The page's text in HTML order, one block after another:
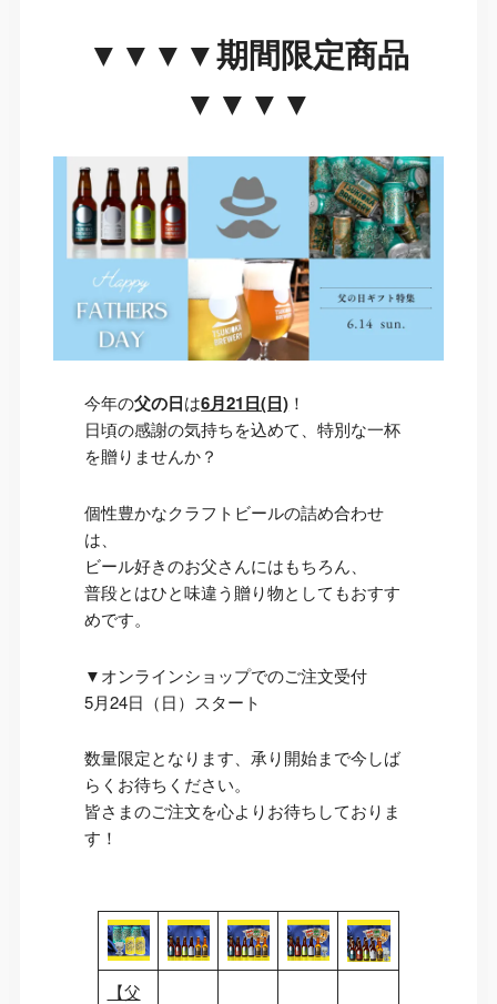
▼▼▼▼期間限定商品
▼▼▼▼
今年の父の日は6月21日(日) ！
日頃の感謝の気持ちを込めて、特別な一杯
を贈りませんか？
個性豊かなクラフトビールの詰め合わせ
は、
ビール好きのお父さんにはもちろん、
普段とはひと味違う贈り物としてもおすす
めです。
▼オンラインショップでのご注文受付
5月24日（日）スタート
数量限定となります、承り開始まで今しば
らくお待ちください。
皆さまのご注文を心よりお待ちしておりま
す！
【父